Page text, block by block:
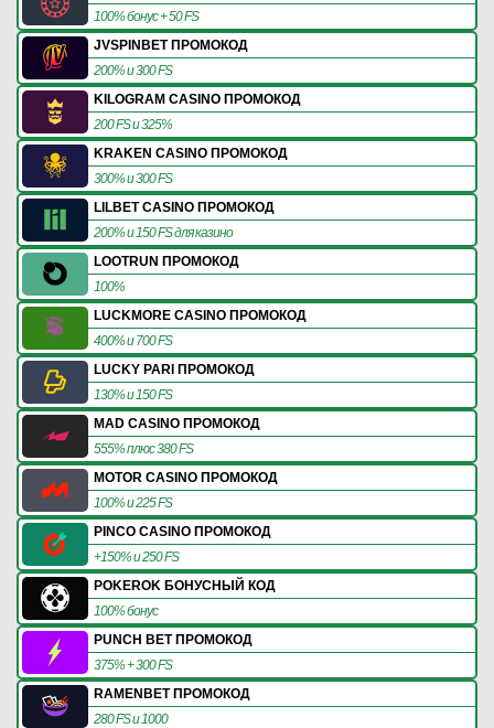
100% бонус + 50 FS
JVSPINBET ПРОМОКОД
200% и 300 FS
KILOGRAM CASINO ПРОМОКОД
200 FS и 325%
KRAKEN CASINO ПРОМОКОД
300% и 300 FS
LILBET CASINO ПРОМОКОД
200% и 150 FS для казино
LOOTRUN ПРОМОКОД
100%
LUCKMORE CASINO ПРОМОКОД
400% и 700 FS
LUCKY PARI ПРОМОКОД
130% и 150 FS
MAD CASINO ПРОМОКОД
555% плюс 380 FS
MOTOR CASINO ПРОМОКОД
100% и 225 FS
PINCO CASINO ПРОМОКОД
+150% и 250 FS
POKEROK БОНУСНЫЙ КОД
100% бонус
PUNCH BET ПРОМОКОД
375% + 300 FS
RAMENBET ПРОМОКОД
280 FS и 1000